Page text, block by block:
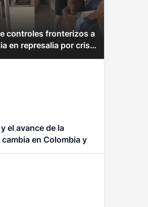
controles fronterizos a
en represalia por crisis
el avance de la
en Colombia y